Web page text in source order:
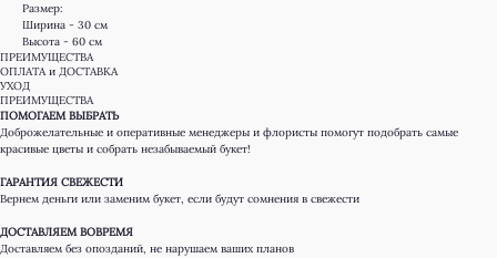
Размер:
Ширина - 30 см
Высота - 60 см
ПРЕИМУЩЕСТВА
ОПЛАТА и ДОСТАВКА
УХОД
ПРЕИМУЩЕСТВА
ПОМОГАЕМ ВЫБРАТЬ
Доброжелательные и оперативные менеджеры и флористы помогут подобрать самые
красивые цветы и собрать незабываемый букет!
ГАРАНТИЯ СВЕЖЕСТИ
Вернем деньги или заменим букет, если будут сомнения в свежести
ДОСТАВЛЯЕМ ВОВРЕМЯ
Доставляем без опозданий, не нарушаем ваших планов